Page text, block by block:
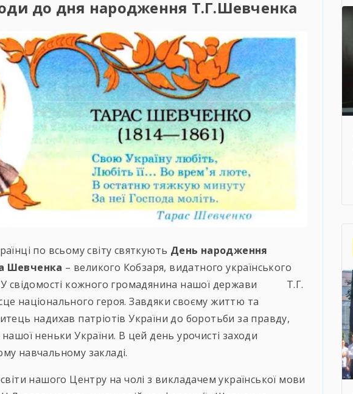
до дня народження Т.Г.Шевченка
по всьому світу святкують День народження
Шевченка – великого Кобзаря, видатного українського
У свідомості кожного громадянина нашої держави Т.Г.
національного героя. Завдяки своєму життю та
надихав патріотів України до боротьби за правду,
неньки України. В цей день урочисті заходи
навчальному закладі.
нашого Центру на чолі з викладачем української мови